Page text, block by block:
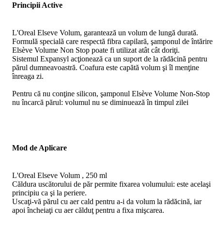
Principii Active
L'Oreal Elseve Volum, garantează un volum de lungă durată.
Formulă specială care respectă fibra capilară, şamponul de întărire
Elsève Volume Non Stop poate fi utilizat atât cât doriţi.
Sistemul Expansyl acţionează ca un suport de la rădăcină pentru
părul dumneavoastră. Coafura este capătă volum şi îl menţine
înreaga zi.
Pentru că nu conţine silicon, şamponul Elsève Volume Non-Stop
nu încarcă părul: volumul nu se diminuează în timpul zilei
Mod de Aplicare
L'Oreal Elseve Volum , 250 ml
Căldura uscătorului de păr permite fixarea volumului: este acelaşi
principiu ca şi la periere.
Uscaţi-vă părul cu aer cald pentru a-i da volum la rădăcină, iar
apoi încheiaţi cu aer călduţ pentru a fixa mişcarea.